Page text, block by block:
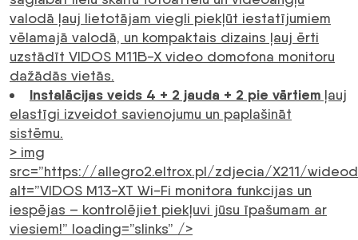
valodā ļauj lietotājam viegli piekļūt iestatījumiem
vēlamajā valodā, un kompaktais dizains ļauj ērti
uzstādīt VIDOS M11B-X video domofona monitoru
dažādās vietās.
Instalācijas veids 4 + 2 jauda + 2 pie vārtiem ļauj
elastīgi izveidot savienojumu un paplašināt
sistēmu.
> img
src=”https://allegro2.eltrox.pl/zdjecia/X211/
alt=”VIDOS M13-XT Wi-Fi monitora funkcijas un
iespējas – kontrolējiet piekļuvi jūsu īpašumam ar
viesiem!” loading=”slinks” />